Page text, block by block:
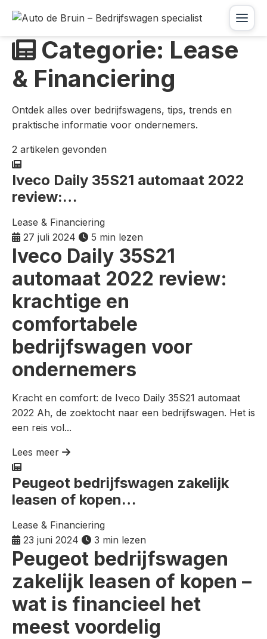
content
Menu
Categorie: Lease
& Financiering
Ontdek alles over bedrijfswagens, tips, trends en
praktische informatie voor ondernemers.
2 artikelen gevonden
Iveco Daily 35S21 automaat 2022
review:…
Lease & Financiering
27 juli 2024
5 min lezen
Iveco Daily 35S21
automaat 2022 review:
krachtige en
comfortabele
bedrijfswagen voor
ondernemers
Kracht en comfort: de Iveco Daily 35S21 automaat
2022 Ah, de zoektocht naar een bedrijfswagen. Het is
een reis vol...
Lees meer
Peugeot bedrijfswagen zakelijk
leasen of kopen…
Lease & Financiering
23 juni 2024
3 min lezen
Peugeot bedrijfswagen
zakelijk leasen of kopen –
wat is financieel het
meest voordelig